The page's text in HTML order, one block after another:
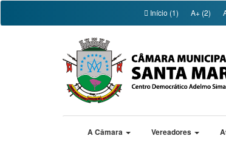
Início (1) A+ (2)
A Câmara Vereadores